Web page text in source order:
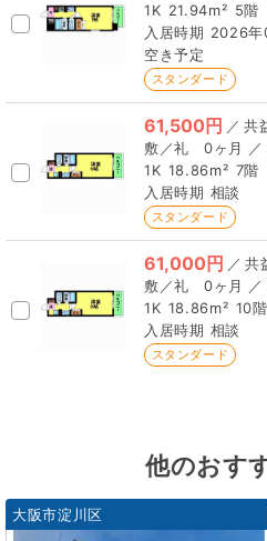
1K 21.94m² 5階
2026年
空き予定
スタンダード
61,500円 ／
0ヶ月 ／
1K 18.86m² 7階
相談
スタンダード
61,000円 ／
0ヶ月 ／
1K 18.86m² 10階
相談
スタンダード
他のおす
大阪市淀川区